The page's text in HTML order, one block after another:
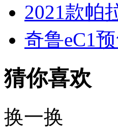
2021款帕
奇鲁eC1
猜你喜欢
换一换